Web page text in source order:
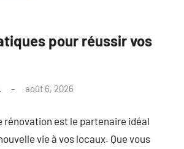
pour réussir vos
août 6, 2026
rénovation est le partenaire idéal
vie à vos locaux. Que vous